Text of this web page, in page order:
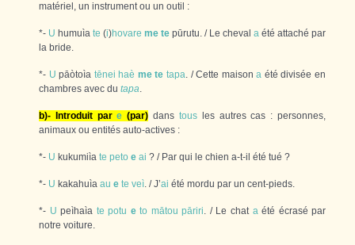
matériel, un instrument ou un outil :
*- U humuìa te (i)hovare me te pūrutu. / Le cheval a été attaché par
la bride.
*- U pāòtoìa tēnei haè me te tapa. / Cette maisona été divisée en
chambres avec du tapa.
b)- Introduit pare (par) dans tousles autres cas : personnes,
animaux ou entités auto-actives :
*- U kukumiìa te peto e ai ? / Par qui le chien a-t-il été tué ?
*- U kakahuìa au e te veì. / J’ai été mordu par un cent-pieds.
*- U peìhaìa te potu e to mātou pāriri. / Le chat aété écrasé par
notre voiture.